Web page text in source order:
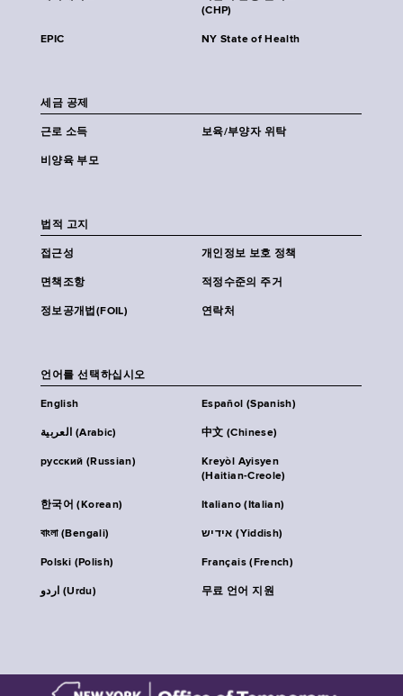
(CHP)
EPIC NY State of Health
세금 공제
근로 소득 보육/부양자 위탁
비양육 부모
법적 고지
접근성 개인정보 보호 정책
면책조항 적정수준의 주거
정보공개법(FOIL) 연락처
언어를 선택하십시오
English Español (Spanish)
العربية (Arabic) 中文 (Chinese)
русский (Russian)
Kreyòl Ayisyen
(Haitian-Creole)
한국어 (Korean) Italiano (Italian)
বাংলা (Bengali) אידיש (Yiddish)
Polski (Polish) Français (French)
اردو (Urdu) 무료 언어 지원